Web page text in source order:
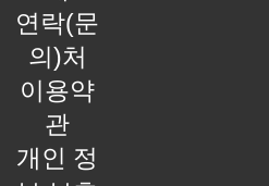
연락(문
의)처
이용약
관
개인 정